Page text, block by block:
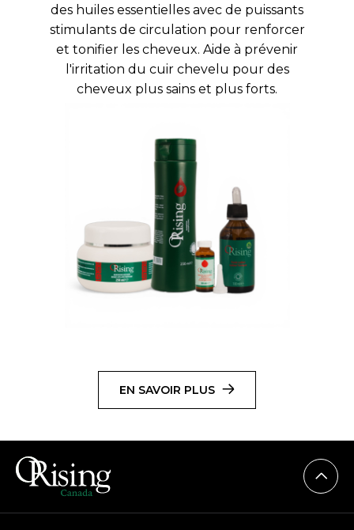
des huiles essentielles avec de puissants
stimulants de circulation pour renforcer
et tonifier les cheveux. Aide à prévenir
l'irritation du cuir chevelu pour des
cheveux plus sains et plus forts.
EN SAVOIR PLUS